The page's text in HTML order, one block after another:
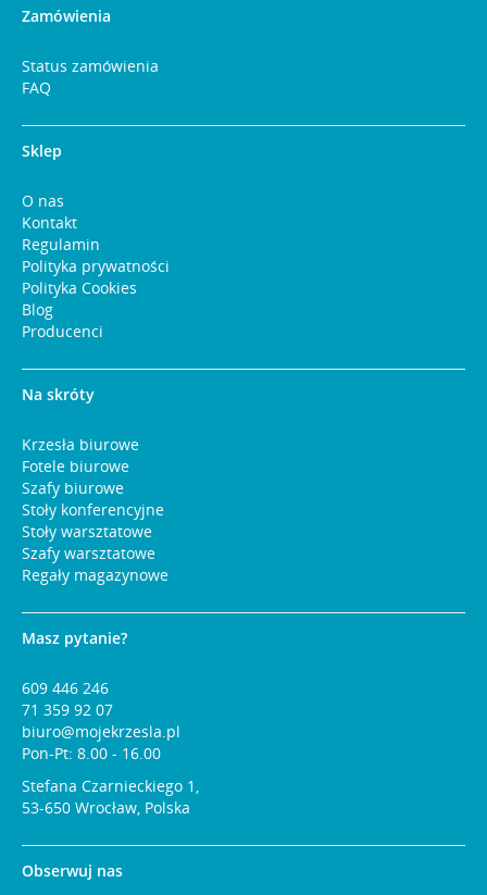
Zamówienia
Status zamówienia
FAQ
Sklep
O nas
Kontakt
Regulamin
Polityka prywatności
Polityka Cookies
Blog
Producenci
Na skróty
Krzesła biurowe
Fotele biurowe
Szafy biurowe
Stoły konferencyjne
Stoły warsztatowe
Szafy warsztatowe
Regały magazynowe
Masz pytanie?
609 446 246
71 359 92 07
biuro@mojekrzesla.pl
Pon-Pt: 8.00 - 16.00
Stefana Czarnieckiego 1,
53-650 Wrocław, Polska
Obserwuj nas